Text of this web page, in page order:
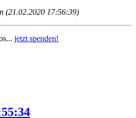
(21.02.2020 17:56:39)
jetzt spenden!